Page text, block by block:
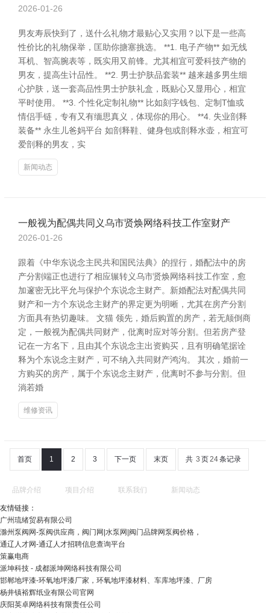
2026-01-26
男友寿辰快到了，送什么礼物才最贴心又实用？以下是一些高
性价比的礼物保举，匡助你搪塞挑选。 **1. 电子产物** 如无线
耳机、智高腕表等，既实用又前锋。尤其相宜可爱科技产物的
男友，提高生计品性。 **2. 男士护肤品套装** 越来越多男生细
心护肤，送一套高品性男士护肤礼盒，既贴心又显用心，相宜
平时使用。 **3. 个性化定制礼物** 比如刻字钱包、定制T恤或
情侣手链，专有又有缅思真义，体现你的用心。 **4. 失业剖释
装备** 永生儿爸妈平台 如剖释鞋、健身包或剖释水壶，相宜可
爱剖释的男友，实
新闻动态
一般视为配偶共同义乌市贤焕网络科技工作室财产
2026-01-26
跟着《中华东说念主民共和国民法典》的捏行，婚配法中的房
产分割端正也进行了相应辗转义乌市贤焕网络科技工作室，愈
加邃密无比平允与保护个东说念主财产。新婚配法对配偶共同
财产和一方个东说念主财产的界定更为明晰，尤其在房产分割
方面具有热切趣味。 文猫 领先，婚后购置的房产，若无颠倒商
定，一般视为配偶共同财产，仳离时应对等分割。但若房产登
记在一方名下，且由其个东说念主出资购买，且有明确笔据诠
释为个东说念主财产，可不纳入共同财产鸿沟。 其次，婚前一
方购买的房产，属于个东说念主财产，仳离时不参与分割。但
淌若婚
维修资讯
首页 1 2 3 下一页 末页 共 3 页24条记录
品牌介绍 项目介绍 联系我们 新闻动态
友情链接：
广州琉绪贸易有限公司
滁州泵阀网-泵阀供应商，阀门网|水泵网|阀门品牌网泵阀价格，
通辽人才网-通辽人才招聘信息查询平台
策赢电商
派坤科技 - 成都派坤网络科技有限公司
邯郸地坪漆-环氧地坪漆厂家，环氧地坪漆材料、车库地坪漆、厂房
杨井镇裕辉纸业有限公司官网
庆阳英卓网络科技有限责任公司